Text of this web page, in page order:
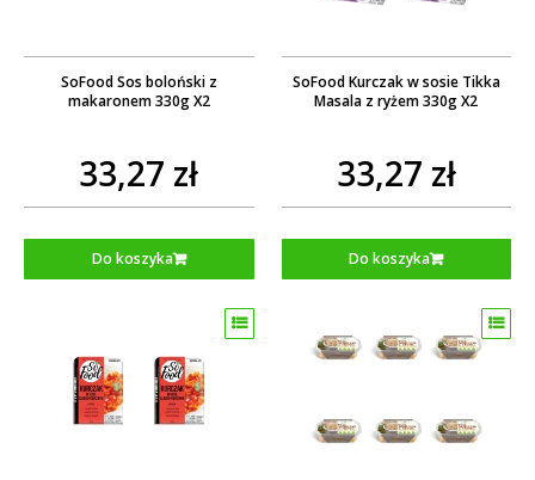
SoFood Sos boloński z
makaronem 330g X2
33,27 zł
Do koszyka
SoFood Kurczak w sosie Tikka
Masala z ryżem 330g X2
33,27 zł
Do koszyka